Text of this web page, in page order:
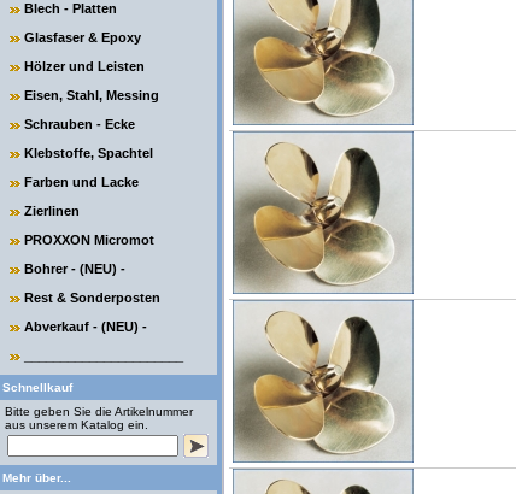
Blech - Platten
Glasfaser & Epoxy
Hölzer und Leisten
Eisen, Stahl, Messing
Schrauben - Ecke
Klebstoffe, Spachtel
Farben und Lacke
Zierlinen
PROXXON Micromot
Bohrer - (NEU) -
Rest & Sonderposten
Abverkauf - (NEU) -
Schnellkauf
Bitte geben Sie die Artikelnummer
aus unserem Katalog ein.
Mehr über...